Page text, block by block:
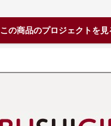
この商品のプロジェクトを見